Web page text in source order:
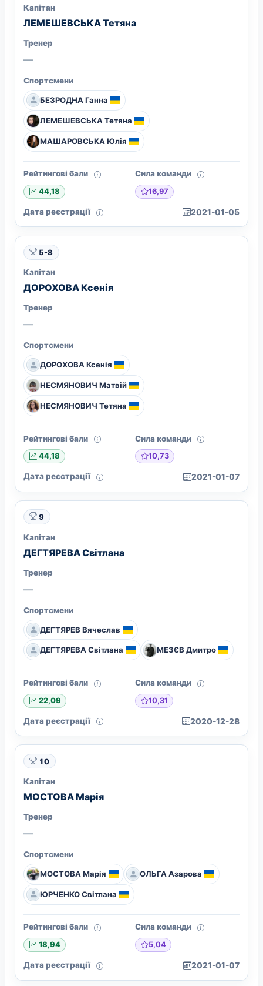
Капітан
ЛЕМЕШЕВСЬКА Тетяна
Тренер
—
Спортсмени
БЕЗРОДНА Ганна
ЛЕМЕШЕВСЬКА Тетяна
МАШАРОВСЬКА Юлія
Рейтингові бали
44,18
Сила команди
16,97
Дата реєстрації 2021-01-05
5-8
Капітан
ДОРОХОВА Ксенія
Тренер
—
Спортсмени
ДОРОХОВА Ксенія
НЕСМЯНОВИЧ Матвій
НЕСМЯНОВИЧ Тетяна
Рейтингові бали
44,18
Сила команди
10,73
Дата реєстрації 2021-01-07
9
Капітан
ДЕГТЯРЕВА Світлана
Тренер
—
Спортсмени
ДЕГТЯРЕВ Вячеслав
ДЕГТЯРЕВА Світлана МЕЗЄВ Дмитро
Рейтингові бали
22,09
Сила команди
10,31
Дата реєстрації 2020-12-28
10
Капітан
МОСТОВА Марія
Тренер
—
Спортсмени
МОСТОВА Марія ОЛЬГА Азарова
ЮРЧЕНКО Світлана
Рейтингові бали
18,94
Сила команди
5,04
Дата реєстрації 2021-01-07